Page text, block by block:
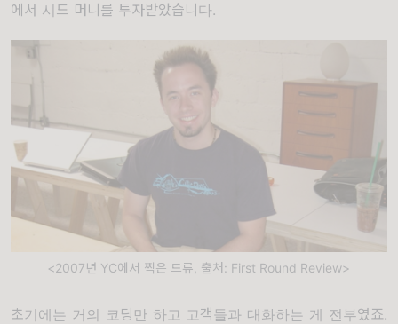
에서 시드 머니를 투자받았습니다.
<2007년 YC에서 찍은 드류, 출처: First Round Review>
초기에는 거의 코딩만 하고 고객들과 대화하는 게 전부였죠.